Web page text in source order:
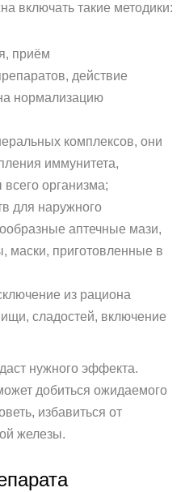
включать такие методики:
приём
действие
нормализацию
комплексов, они
иммунитета,
организма;
для наружного
аптечные мази,
маски, приготовленные в
из рациона
сладостей, включение
нужного эффекта.
добиться ожидаемого
избавиться от
железы.